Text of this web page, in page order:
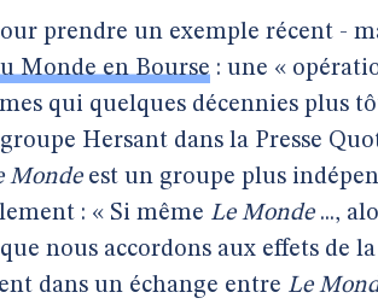
prendre un exemple récent -
Monde en Bourse : une «
qui quelques décennies plus
Hersant dans la Presse
Mondeest un groupe plus
: « Si même Le Monde...,
nous accordons aux effets de
dans un échange entre Le